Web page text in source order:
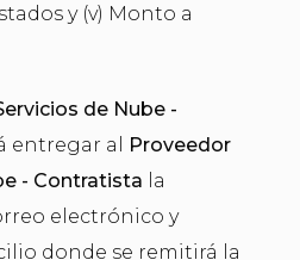
y (v) Monto a
de Nube -
entregar al
Proveedor
- Contratista la
electrónico y
donde se remitirá la